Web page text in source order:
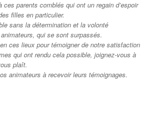
parents comblés qui ont un regain d’espoir
filles en particulier.
sans la détermination et la volonté
qui se sont surpassés.
ces lieux pour témoigner de notre satisfaction
qui ont rendu cela possible, joignez-vous à
plaît.
animateurs à recevoir leurs témoignages.